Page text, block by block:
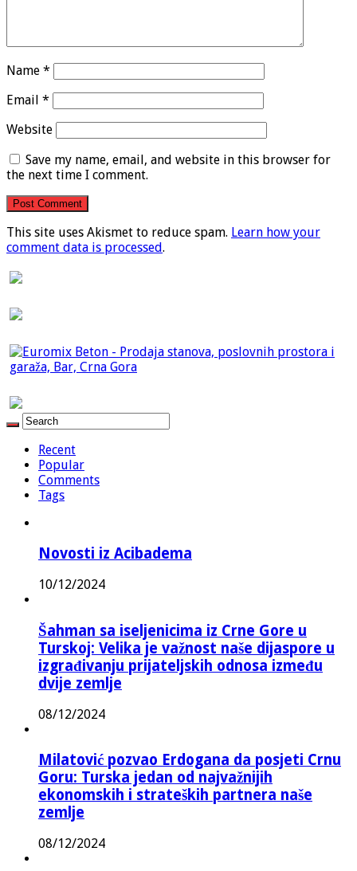
Name *
Email *
Website
Save my name, email, and website in this browser for
the next time I comment.
This site uses Akismet to reduce spam. Learn how your
comment data is processed.
Recent
Popular
Comments
Tags
Novosti iz Acibadema
10/12/2024
Šahman sa iseljenicima iz Crne Gore u
Turskoj: Velika je važnost naše dijaspore u
izgrađivanju prijateljskih odnosa između
dvije zemlje
08/12/2024
Milatović pozvao Erdogana da posjeti Crnu
Goru: Turska jedan od najvažnijih
ekonomskih i strateških partnera naše
zemlje
08/12/2024